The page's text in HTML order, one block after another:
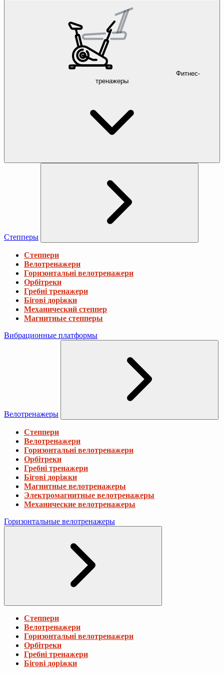
Фитнес-
тренажеры
Степперы
Степпери
Велотренажери
Горизонтальні велотренажери
Орбітреки
Гребні тренажери
Бігові доріжки
Механический степпер
Магнитные степперы
Вибрационные платформы
Велотренажеры
Степпери
Велотренажери
Горизонтальні велотренажери
Орбітреки
Гребні тренажери
Бігові доріжки
Магнитные велотренажеры
Электромагнитные велотренажеры
Механические велотренажеры
Горизонтальные велотренажеры
Степпери
Велотренажери
Горизонтальні велотренажери
Орбітреки
Гребні тренажери
Бігові доріжки